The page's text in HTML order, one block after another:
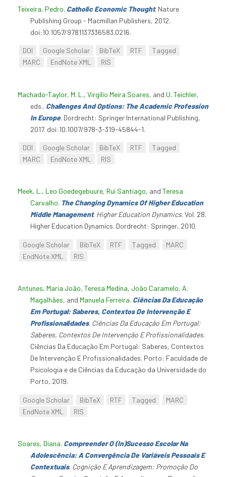
Teixeira, Pedro. Catholic Economic Thought. Nature
Publishing Group - Macmillan Publishers, 2012.
doi:10.1057/9781137336583.0216.
DOI Google Scholar BibTeX RTF
Tagged
MARC
EndNote XML RIS
Machado-Taylor, M. L., Virgílio Meira Soares, and U. Teichler,
eds.. Challenges And Options: The Academic Profession
In Europe. Dordrecht: Springer International Publishing,
2017. doi:10.1007/978-3-319-45844-1.
DOI Google Scholar BibTeX RTF
Tagged
MARC
EndNote XML RIS
Meek, L., Leo Goedegebuure, Rui Santiago, and Teresa
Carvalho. The Changing Dynamics Of Higher Education
Middle Management. Higher Education Dynamics. Vol. 28.
Higher Education Dynamics. Dordrecht: Springer, 2010.
Google Scholar BibTeX RTF Tagged
MARC
EndNote XML
RIS
Antunes, Maria João, Teresa Medina, João Caramelo, A.
Magalhães, and Manuela Ferreira. Ciências Da Educação
Em Portugal: Saberes, Contextos De Intervenção E
Profissionalidades. Ciências Da Educação Em Portugal:
Saberes, Contextos De Intervenção E Profissionalidades.
Ciências Da Educação Em Portugal: Saberes, Contextos
De Intervenção E Profissionalidades. Porto: Faculdade de
Psicologia e de Ciências da Educação da Universidade do
Porto, 2019.
Google Scholar BibTeX RTF Tagged
MARC
EndNote XML
RIS
Soares, Diana. Compreender O (In)Sucesso Escolar Na
Adolescência: A Convergência De Variáveis Pessoais E
Contextuais. Cognição E Aprendizagem: Promoção Do